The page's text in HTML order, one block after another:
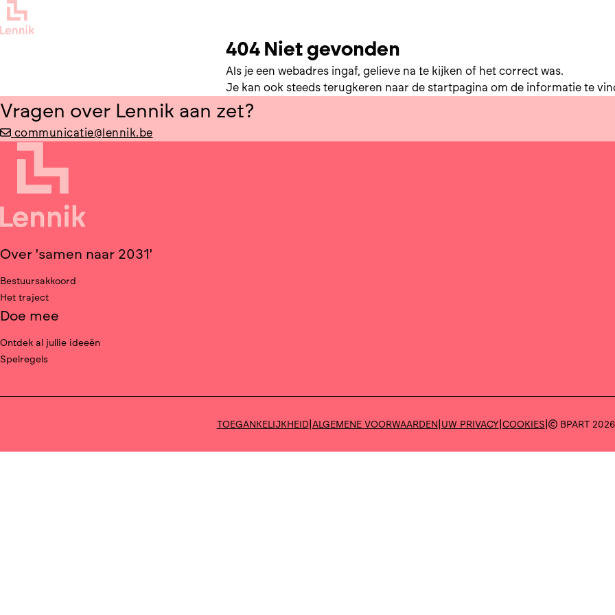
404 Niet gevonden
Als je een webadres ingaf, gelieve na te kijken of het correct was.
Je kan ook steeds terugkeren naar de startpagina om de informatie te
Vragen over Lennik aan zet?
communicatie@lennik.be
Over 'samen naar 2031'
Bestuursakkoord
Het traject
Doe mee
Ontdek al jullie ideeën
Spelregels
Deel op facebook
TOEGANKELIJKHEID| ALGEMENE VOORWAARDEN UW PRIVACY| COOKIES BPART 2026